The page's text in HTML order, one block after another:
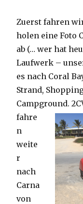
Zuerst fahren
holen eine Foto
ab (… wer hat
Laufwerk –
es nach Coral
Strand,
Campground.
fahre
n
weite
r
nach
Carna
von